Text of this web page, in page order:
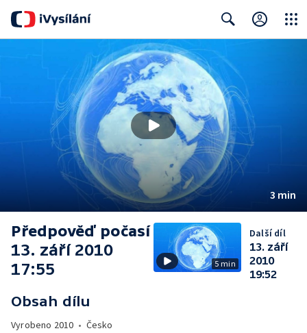
3 min
Předpověď počasí
13. září 2010
17:55
Obsah dílu
Vyrobeno 2010 • Česko
5 min
Další díl
13. září
2010
19:52